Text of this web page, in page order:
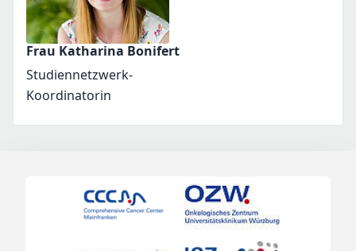
Frau Katharina Bonifert
Studiennetzwerk-
Koordinatorin